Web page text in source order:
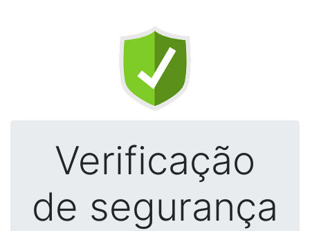
Verificação
de segurança